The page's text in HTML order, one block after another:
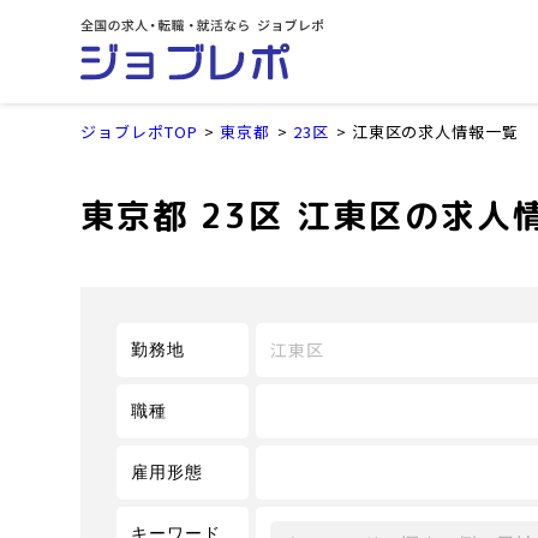
ジョブレポTOP 東京都 23区 江東区の求人情報一覧
東京都 23区 江東区の求人
勤務地 江東区
職種
雇用形態
キーワード